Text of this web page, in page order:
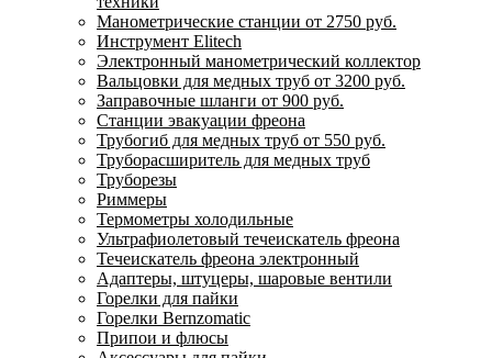
Манометрические станции от 2750 руб.
Инструмент Elitech
Электронный манометрический коллектор
Вальцовки для медных труб от 3200 руб.
Заправочные шланги от 900 руб.
Станции эвакуации фреона
Трубогиб для медных труб от 550 руб.
Труборасширитель для медных труб
Труборезы
Риммеры
Термометры холодильные
Ультрафиолетовый течеискатель фреона
Течеискатель фреона электронный
Адаптеры, штуцеры, шаровые вентили
Горелки для пайки
Горелки Bernzomatic
Припои и флюсы